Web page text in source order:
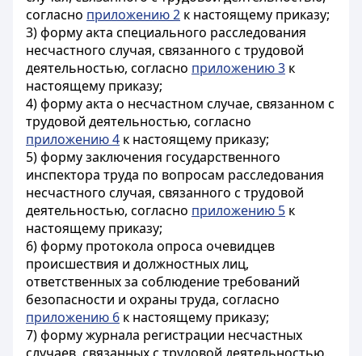
согласно приложению 2 к настоящему приказу;
3) форму акта специального расследования
несчастного случая, связанного с трудовой
деятельностью, согласно приложению 3 к
настоящему приказу;
4) форму акта о несчастном случае, связанном с
трудовой деятельностью, согласно
приложению 4 к настоящему приказу;
5) форму заключения государственного
инспектора труда по вопросам расследования
несчастного случая, связанного с трудовой
деятельностью, согласно приложению 5 к
настоящему приказу;
6) форму протокола опроса очевидцев
происшествия и должностных лиц,
ответственных за соблюдение требований
безопасности и охраны труда, согласно
приложению 6 к настоящему приказу;
7) форму журнала регистрации несчастных